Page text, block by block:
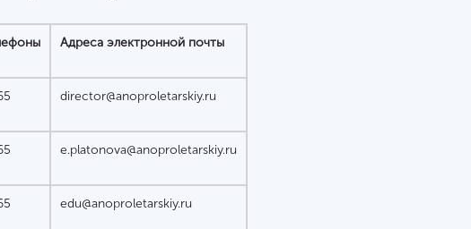
Адреса электронной почты
director@anoproletarskiy.ru
e.platonova@anoproletarskiy.ru
edu@anoproletarskiy.ru